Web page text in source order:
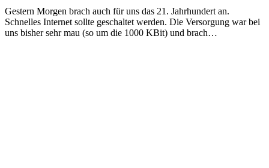
Gestern Morgen brach auch für uns das 21. Jahrhundert an.
Schnelles Internet sollte geschaltet werden. Die Versorgung war bei
uns bisher sehr mau (so um die 1000 KBit) und brach…